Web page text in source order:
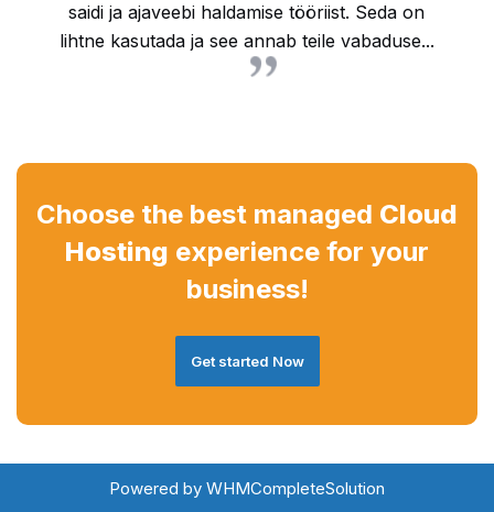
saidi ja ajaveebi haldamise tööriist. Seda on
lihtne kasutada ja see annab teile vabaduse...
Choose the best managed Cloud
Hosting experience for your
business!
Get started Now
Powered by WHMCompleteSolution